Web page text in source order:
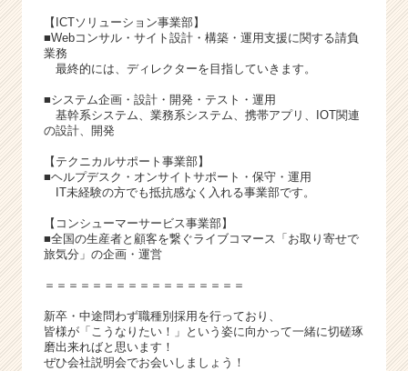
【ICTソリューション事業部】
■Webコンサル・サイト設計・構築・運用支援に関する請負
業務
最終的には、ディレクターを目指していきます。
■システム企画・設計・開発・テスト・運用
基幹系システム、業務系システム、携帯アプリ、IOT関連
の設計、開発
【テクニカルサポート事業部】
■ヘルプデスク・オンサイトサポート・保守・運用
IT未経験の方でも抵抗感なく入れる事業部です。
【コンシューマーサービス事業部】
■全国の生産者と顧客を繋ぐライブコマース「お取り寄せで
旅気分」の企画・運営
＝＝＝＝＝＝＝＝＝＝＝＝＝＝＝＝＝
新卒・中途問わず職種別採用を行っており、
皆様が「こうなりたい！」という姿に向かって一緒に切磋琢
磨出来ればと思います！
ぜひ会社説明会でお会いしましょう！